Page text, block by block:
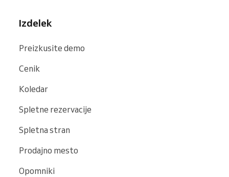
Izdelek
Preizkusite demo
Cenik
Koledar
Spletne rezervacije
Spletna stran
Prodajno mesto
Opomniki